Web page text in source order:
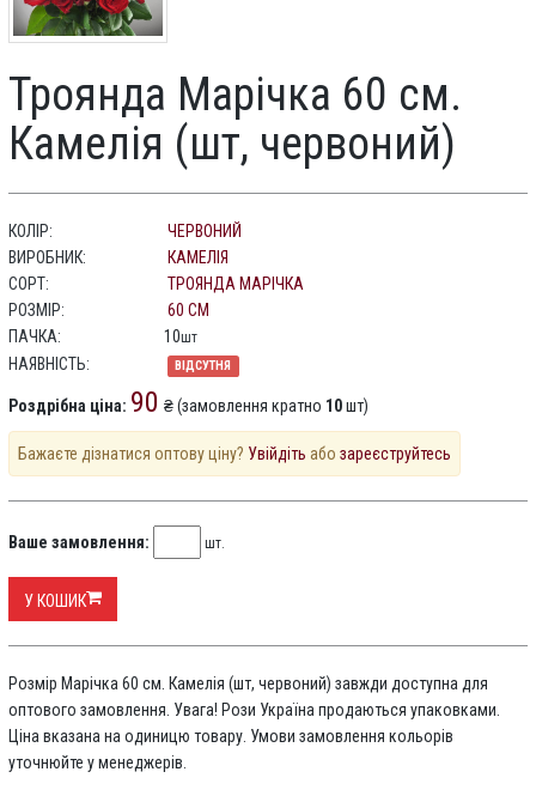
Троянда Марічка 60 см.
Камелія (шт, червоний)
КОЛІР:
ЧЕРВОНИЙ
ВИРОБНИК:
КАМЕЛІЯ
СОРТ:
ТРОЯНДА МАРІЧКА
РОЗМІР:
60 СМ
ПАЧКА:
10шт
НАЯВНІСТЬ: ВІДСУТНЯ
Роздрібна ціна: 90 ₴ (замовлення кратно 10шт)
Бажаєте дізнатися оптову ціну? Увійдіть або зареєструйтесь
Ваше замовлення: шт.
У КОШИК
Розмір Марічка 60 см. Камелія (шт, червоний) завжди доступна для
оптового замовлення. Увага! Рози Україна продаються упаковками.
Ціна вказана на одиницю товару. Умови замовлення кольорів
уточнюйте у менеджерів.